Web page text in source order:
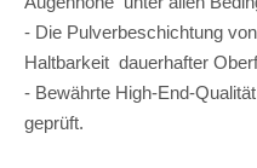
- Die Pulverbeschichtung
Haltbarkeit dauerhafter
- Bewährte High-End-
geprüft.